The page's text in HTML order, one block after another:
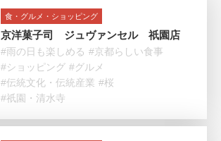
食・グルメ・ショッピング
京洋菓子司 ジュヴァンセル 祇園店
#雨の日も楽しめる #京都らしい食事
#ショッピング #グルメ
#伝統文化・伝統産業 #桜
#祇園・清水寺